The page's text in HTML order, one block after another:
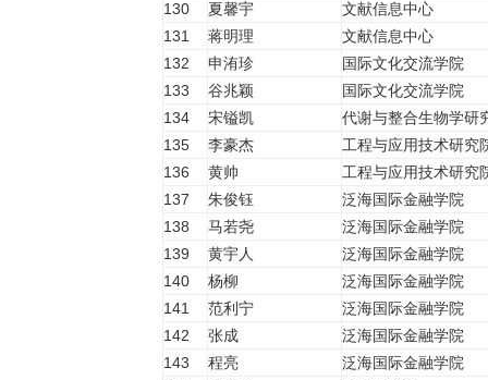
130
夏馨宇
文献信息中心
131
蒋明理
文献信息中心
132
申洧珍
国际文化交流学院
133
谷兆颖
国际文化交流学院
134
宋镒凯
代谢与整合生物学研
135
李豪杰
工程与应用技术研究
136
黄帅
工程与应用技术研究
137
朱俊钰
泛海国际金融学院
138
马若尧
泛海国际金融学院
139
黄宇人
泛海国际金融学院
140
杨柳
泛海国际金融学院
141
范利宁
泛海国际金融学院
142
张成
泛海国际金融学院
143
程亮
泛海国际金融学院